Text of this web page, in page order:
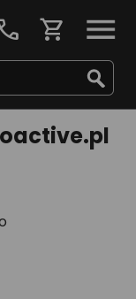
shopping_cart